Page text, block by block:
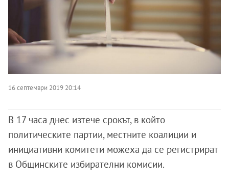
16 септември 2019 20:14
В 17 часа днес изтече срокът, в който
политическите партии, местните коалиции и
инициативни комитети можеха да се регистрират
в Общинските избирателни комисии.